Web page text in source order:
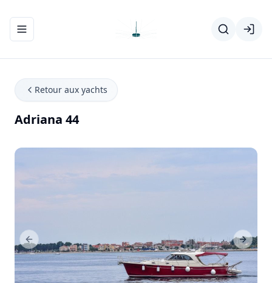
Ouvrir/fermer le menu de navigation
Retour aux yachts
Adriana 44
Previous Slide Next